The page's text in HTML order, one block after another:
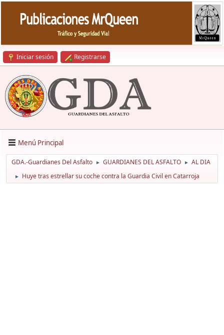
Iniciar sesión Registrarse
Menú Principal
GDA.-Guardianes Del Asfalto ► GUARDIANES DEL ASFALTO ► AL DIA
► Huye tras estrellar su coche contra la Guardia Civil en Catarroja